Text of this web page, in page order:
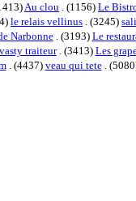
Au clou . (1156) Le
le relais vellinus . (3245)
Narbonne. (3193) Le
vasty traiteur. (3413) Les
. (4437) veau qui tete.